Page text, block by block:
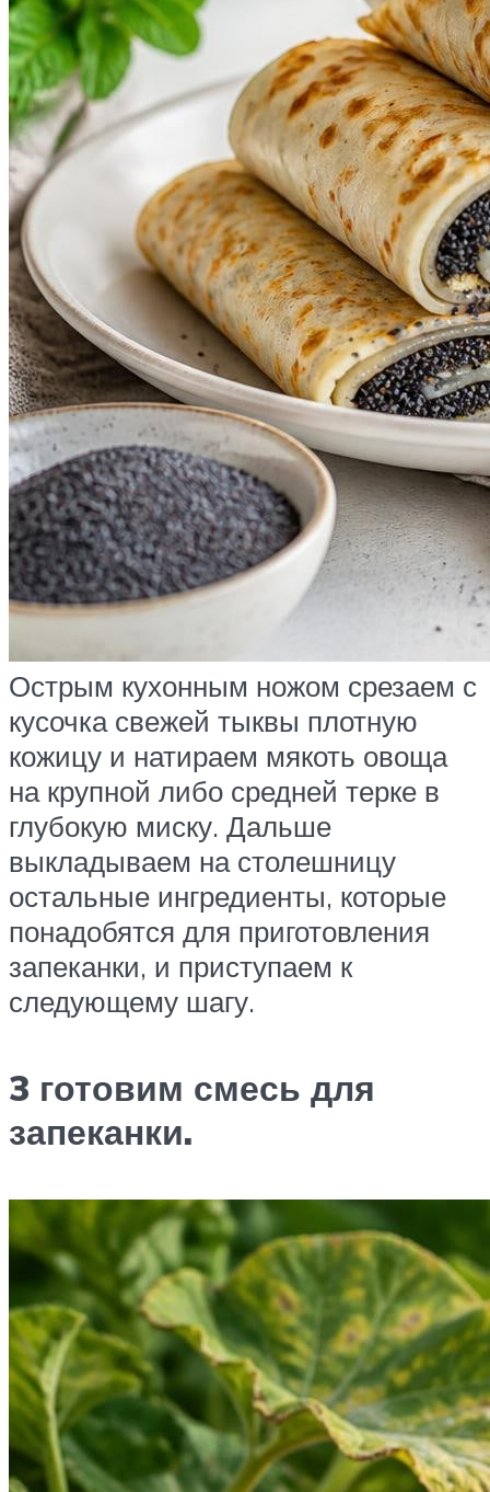
Острым кухонным ножом срезаем с
кусочка свежей тыквы плотную
кожицу и натираем мякоть овоща
на крупной либо средней терке в
глубокую миску. Дальше
выкладываем на столешницу
остальные ингредиенты, которые
понадобятся для приготовления
запеканки, и приступаем к
следующему шагу.
3 готовим смесь для
запеканки.